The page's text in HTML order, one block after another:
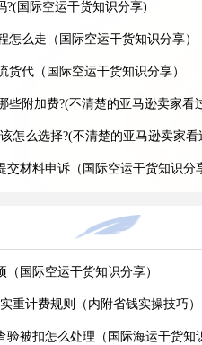
?(国际空运干货知识分享)
么走（国际空运干货知识分享）
代（国际空运干货知识分享）
些附加费?(不清楚的亚马逊卖家看
怎么选择?(不清楚的亚马逊卖家看
材料申诉（国际空运干货知识分
例是多少?(国际空运干货知识分享
些关键信息（国际空运干货知识
机场（国际空运干货知识分享）
怎么定价（国际空运干货知识分享
国际空运干货知识分享）
重计费规则（内附省钱实操技巧）
被扣怎么处理（国际海运干货知